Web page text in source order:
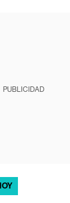
PUBLICIDAD